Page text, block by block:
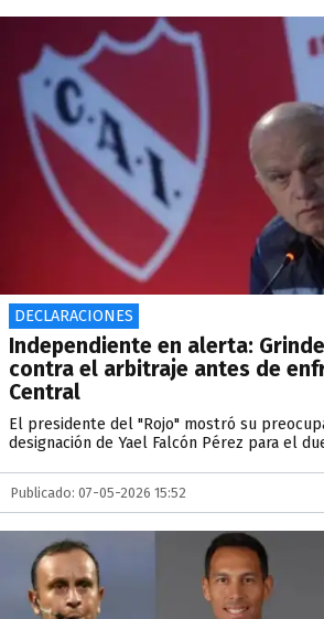
DECLARACIONES
Independiente en alerta:
contra el arbitraje antes de
Central
El presidente del "Rojo" mostró su
designación de Yael Falcón Pérez para el
Publicado: 07-05-2026 15:52